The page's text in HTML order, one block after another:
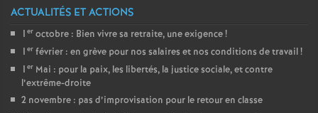
é
a
n
ACTUALITÉS ET ACTIONS
1 er octobre : Bien vivre sa retraite, une exigence!
1 er février : en grève pour nos salaires et nos conditions de travail!
1 er Mai : pour la paix, les libertés, la justice sociale, et contre
l’extrême-droite
2 novembre : pas d’improvisation pour le retour en classe